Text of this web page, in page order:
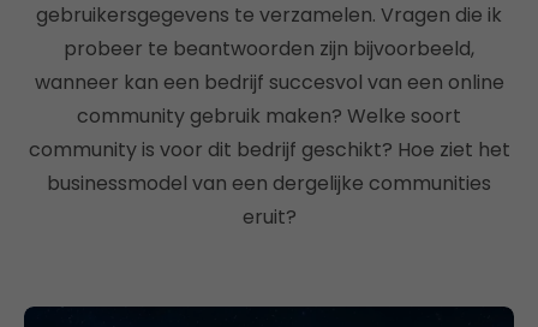
gebruikersgegevens te verzamelen. Vragen die ik
probeer te beantwoorden zijn bijvoorbeeld,
wanneer kan een bedrijf succesvol van een online
community gebruik maken? Welke soort
community is voor dit bedrijf geschikt? Hoe ziet het
businessmodel van een dergelijke communities
eruit?